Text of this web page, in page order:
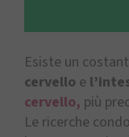
Esiste un
cervello e
cervello, più
Le ricerche